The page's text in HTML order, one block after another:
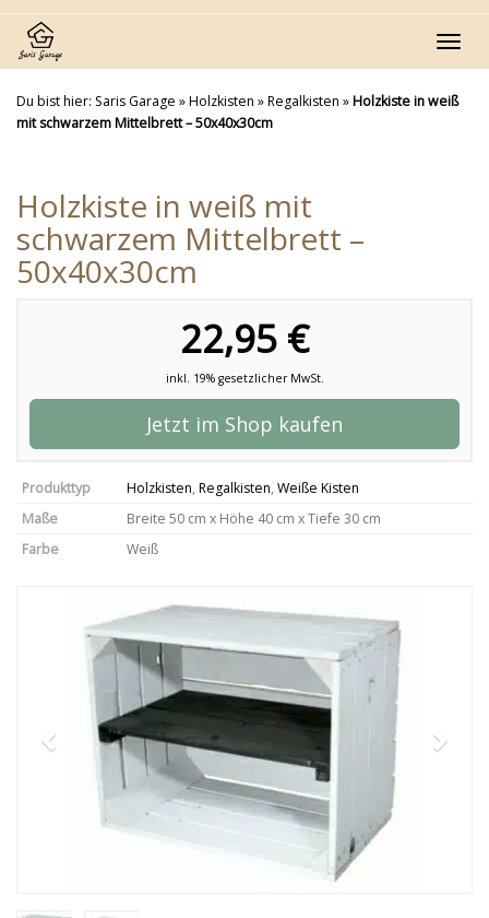
Skip
main
content
Du bist hier: Saris Garage »Holzkisten »Regalkisten »Holzkiste in weiß
mit schwarzem Mittelbrett – 50x40x30cm
Holzkiste in weiß mit
schwarzem Mittelbrett –
50x40x30cm
22,95 €
inkl. 19% gesetzlicher MwSt.
Jetzt im Shop kaufen
Produkttyp Holzkisten, Regalkisten, Weiße Kisten
Maße
Breite 50 cm x Höhe 40 cm x Tiefe 30 cm
Farbe
Weiß